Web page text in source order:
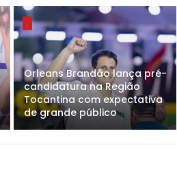
.
Orleans Brandão lança pré-
candidatura na Região
Tocantina com expectativa
de grande público